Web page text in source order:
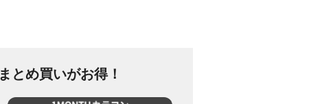
まとめ買いがお得！